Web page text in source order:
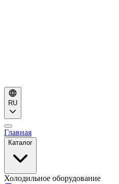
RU
Главная
Каталог
Холодильное оборудование